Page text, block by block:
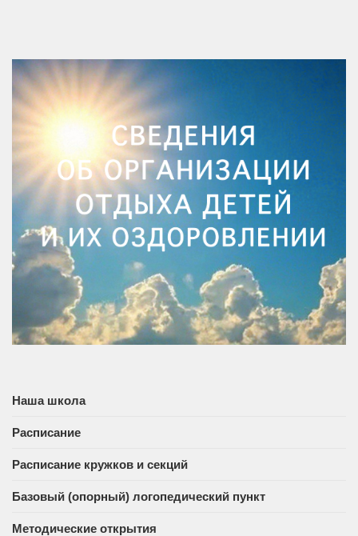
Наша школа
Расписание
Расписание кружков и секций
Базовый (опорный) логопедический пункт
Методические открытия